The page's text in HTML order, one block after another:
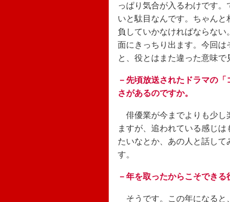
っぱり気合が入るわけです
いと駄目なんです。ちゃん
負していかなければならな
面にきっちり出ます。今回
と、役とはまた違った意味で
－先頃放送されたドラマの
さがあるのですか。
俳優業が今までよりも少し
ますが、追われている感じ
たいなとか、あの人と話し
す。
－年を取ったからこそできる
そうです。この年になると